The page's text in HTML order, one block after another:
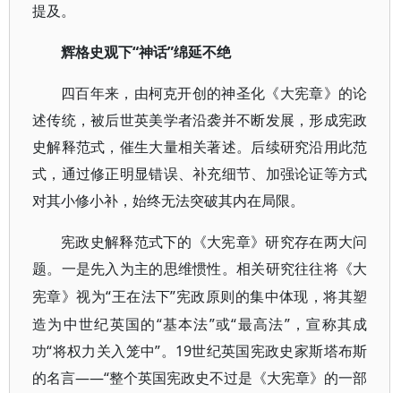
提及。
辉格史观下“神话”绵延不绝
四百年来，由柯克开创的神圣化《大宪章》的论
述传统，被后世英美学者沿袭并不断发展，形成宪政
史解释范式，催生大量相关著述。后续研究沿用此范
式，通过修正明显错误、补充细节、加强论证等方式
对其小修小补，始终无法突破其内在局限。
宪政史解释范式下的《大宪章》研究存在两大问
题。一是先入为主的思维惯性。相关研究往往将《大
宪章》视为“王在法下”宪政原则的集中体现，将其塑
造为中世纪英国的“基本法”或“最高法”，宣称其成
功“将权力关入笼中”。19世纪英国宪政史家斯塔布斯
的名言——“整个英国宪政史不过是《大宪章》的一部